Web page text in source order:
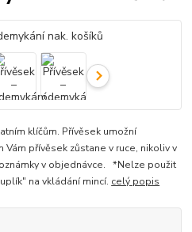
klíčům. Přívěsek umožní
přívěsek zůstane v ruce, nikoliv v
v objednávce. *Nelze použit
na vkládání mincí. celý popis